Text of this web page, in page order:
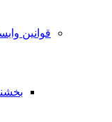
قوانین